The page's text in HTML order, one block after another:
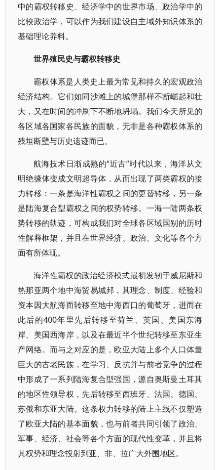
中的霸权转移史、经济学中的世界市场、政治学中的
比较政治学，可以作为我们建设自主域外知识体系的
基础理论养料。
世界殖民史与霸权转移史
霸权体系是人类史上最为常见和持久的宏观政治
经济结构。它们如同沙滩上的城堡那样不断崛起和壮
大，又在时间的冲刷下不断地坍塌。我们今天所见的
各区域各国家各民族的面貌，无非是各种霸权体系的
残垣断壁与历史遗迹而已。
航海技术日渐成熟的“近古”时代以来，海洋从文
明绝缘体变成文明超导体，从而出现了两类霸权的接
力转移：一条是海洋性霸权之间的更替转移，另一条
是陆海复合型霸权之间的权势转移。一海一陆两条权
势转移的轨迹，可构成我们对全球各区域国别的历时
性解释框架，并且在世界经济、政治、文化等各个方
面有所体现。
海洋性霸权的政治经济模式最初发轫于威尼斯和
热那亚两个地中海贸易城邦，其理念、制度、经验和
资本因大航海而转移至地中海西口的葡萄牙，进而在
此后的400年里先后转移至荷兰、英国、美国东海
岸、美国西海岸，以及在最近半个世纪转移至东亚生
产网络。而与之对应的是，欧亚大陆上多个人口体量
巨大的古老民族，在学习、反抗并与前者竞争的过程
中形成了一系列陆海复合型强国，源自奥斯曼土耳其
的地区性领导权，先后转移至西班牙、法国、德国、
苏俄和东亚大陆。这条权力转移的陆上主线不仅塑造
了欧亚大陆的基本面貌，也与前者共同引领了政治、
军事、经济、社会等各个方面的现代性变革，并且将
其权势和理念投射到亚、非、拉广大外围地区。